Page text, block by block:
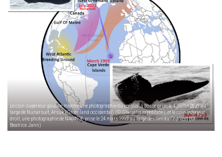
Le coin supérieur gauche montre une photographie du rorqual à bosse prise le 4 juillet 2021 au
large de Nunarsuit, Arsuk (Groenland occidental) (© Glacialis expedition), et le coin inférieur
droit, une photographie de NA04936 prise le 24 mars 1999 au large des îles du Cap Vert (©
Beatrice Jann)